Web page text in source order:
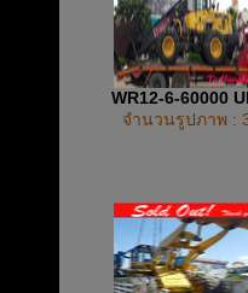
WR12-6-60000
จำนวนรูปภาพ :